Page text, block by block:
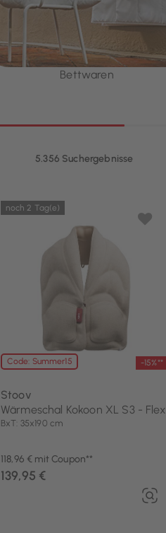
Bettwaren
5.356 Suchergebnisse
Code: Summer15 -15%**
noch 2 Tag(e)
Stoov
Wärmeschal Kokoon XL S3 - Flex
BxT: 35x190 cm
118,96 € mit Coupon**
139,95 €